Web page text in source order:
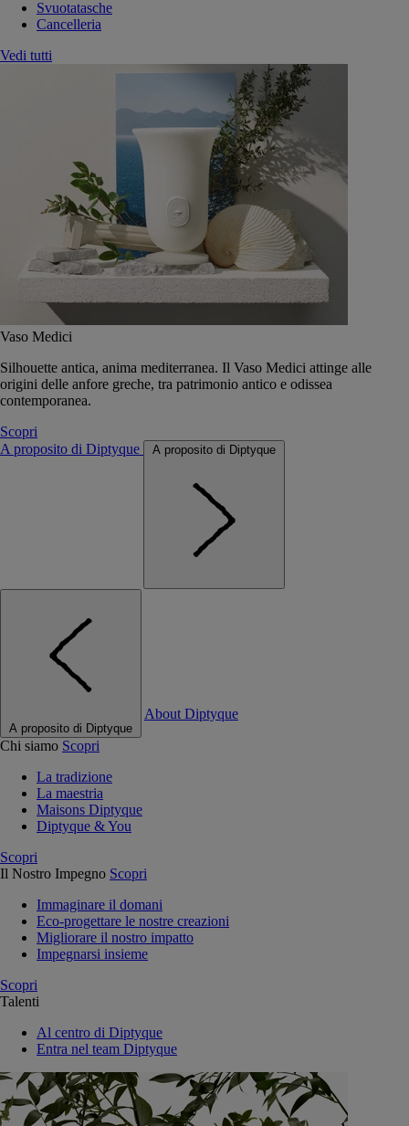
Svuotatasche
Cancelleria
Vedi tutti
Vaso Medici
Silhouette antica, anima mediterranea. Il Vaso Medici attinge alle
origini delle anfore greche, tra patrimonio antico e odissea
contemporanea.
Scopri
A proposito di Diptyque
A proposito di Diptyque
A proposito di Diptyque
About Diptyque
Chi siamo Scopri
La tradizione
La maestria
Maisons Diptyque
Diptyque & You
Scopri
Il Nostro Impegno Scopri
Immaginare il domani
Eco-progettare le nostre creazioni
Migliorare il nostro impatto
Impegnarsi insieme
Scopri
Talenti
Al centro di Diptyque
Entra nel team Diptyque